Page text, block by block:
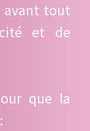
avant tout
et de
que la